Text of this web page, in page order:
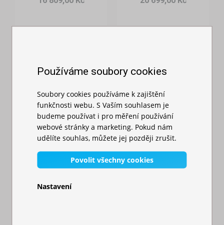
Nůžkový stan
3x6m hliníkový
Skladem
Nůžkový stan
3x3m - Profi
Používáme soubory cookies
Soubory cookies používáme k zajištění
funkčnosti webu. S Vaším souhlasem je
budeme používat i pro měření používání
webové stránky a marketing. Pokud nám
udělíte souhlas, můžete jej později zrušit.
Povolit všechny cookies
Nastavení